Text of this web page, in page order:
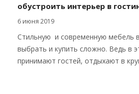
обустроить интерьер в
6 июня 2019
Стильную и современную мебель
выбрать и купить сложно. Ведь в
принимают гостей, отдыхают в